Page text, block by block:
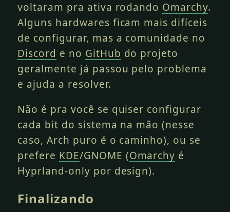
voltaram pra ativa rodando Omarchy.
Alguns hardwares ficam mais difíceis
de configurar, mas a comunidade no
Discord e no GitHub do projeto
geralmente já passou pelo problema
e ajuda a resolver.
Não é pra você se quiser configurar
cada bit do sistema na mão (nesse
caso, Arch puro é o caminho), ou se
prefere KDE/GNOME (Omarchy é
Hyprland-only por design).
Finalizando